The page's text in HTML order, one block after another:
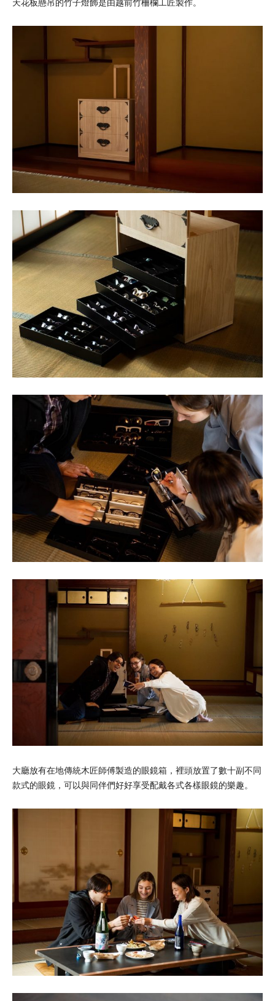
天花板懸吊的竹子燈飾是由越前竹柵欄工匠製作。
大廳放有在地傳統木匠師傅製造的眼鏡箱，裡頭放置了數十副不同
款式的眼鏡，可以與同伴們好好享受配戴各式各樣眼鏡的樂趣。